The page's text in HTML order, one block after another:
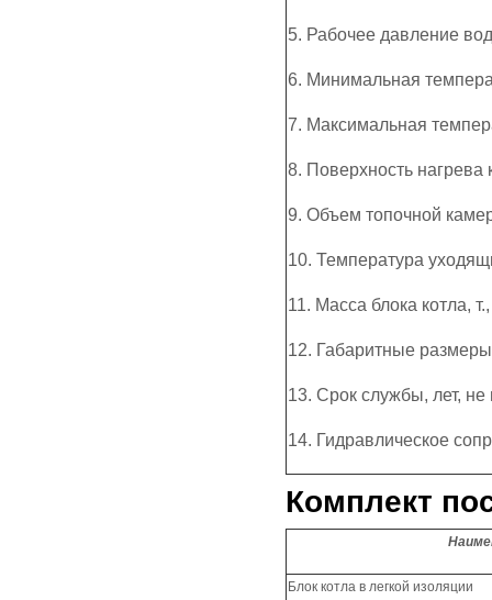
5. Рабочее давление
6. Минимальная
7. Максимальная
8. Поверхность нагрева
9. Объем топочной
10. Температура
11. Масса блока котла,
12. Габаритные
13. Срок службы, лет, не
14. Гидравлическое
Комплект
Блок котла в легкой изоляции